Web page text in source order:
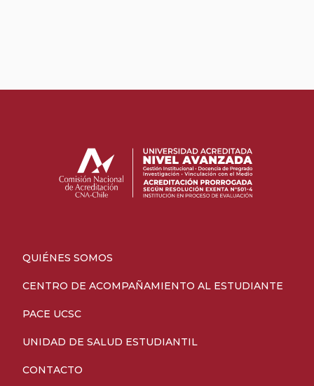
QUIÉNES SOMOS
CENTRO DE ACOMPAÑAMIENTO AL ESTUDIANTE
PACE UCSC
UNIDAD DE SALUD ESTUDIANTIL
CONTACTO